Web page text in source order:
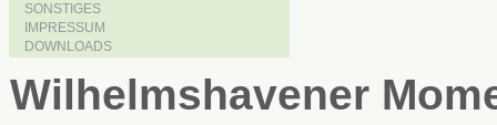
SONSTIGES
IMPRESSUM
DOWNLOADS
Wilhelmshavener